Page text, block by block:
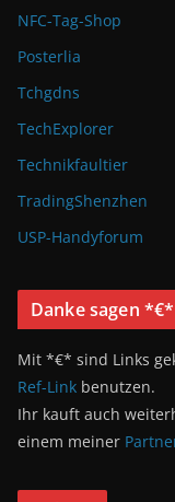
NFC-Tag-Shop
Posterlia
Tchgdns
TechExplorer
Technikfaultier
TradingShenzhen
USP-Handyforum
Danke sagen *€*
Mit *€* sind Links
Ref-Link benutzen.
Ihr kauft auch
einem meiner